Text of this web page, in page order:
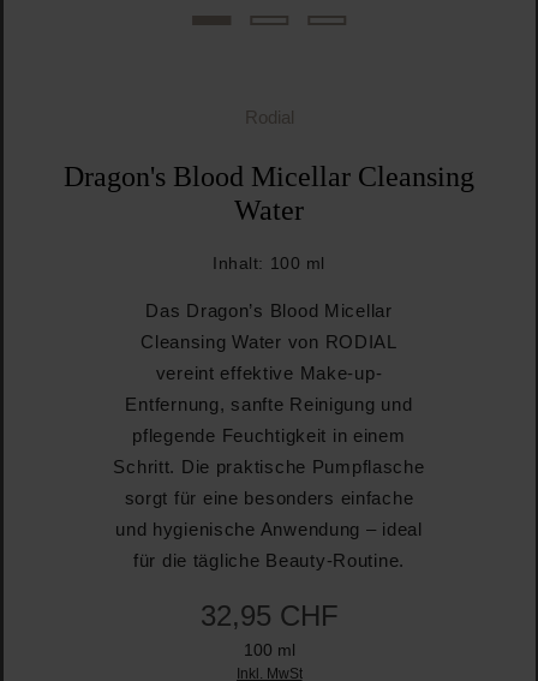
Rodial
Dragon's Blood Micellar Cleansing
Water
Inhalt: 100 ml
Das Dragon’s Blood Micellar
Cleansing Water von RODIAL
vereint effektive Make-up-
Entfernung, sanfte Reinigung und
pflegende Feuchtigkeit in einem
Schritt. Die praktische Pumpflasche
sorgt für eine besonders einfache
und hygienische Anwendung – ideal
für die tägliche Beauty-Routine.
32,95 CHF
100 ml
Inkl. MwSt